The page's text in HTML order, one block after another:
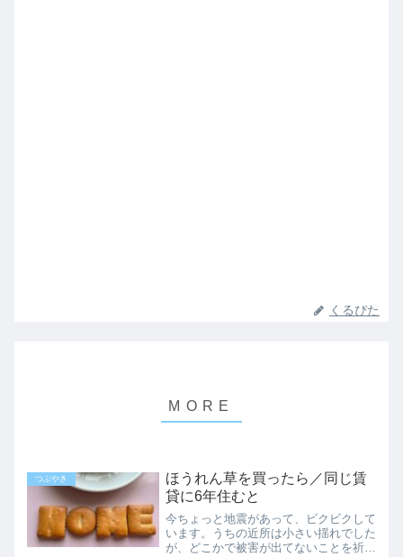
くるぴた
つぶやき
ほうれん草を買ったら／同じ賃
貸に6年住むと
今ちょっと地震があって、ビクビクして
います。うちの近所は小さい揺れでした
が、どこかで被害が出てないことを祈り